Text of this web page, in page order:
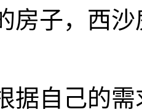
房子，西
据自己的